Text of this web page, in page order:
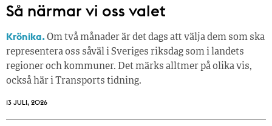
Så närmar vi oss valet
Krönika.Om två månader är det dags att välja dem som ska
representera oss såväl i Sveriges riksdag som i landets
regioner och kommuner. Det märks alltmer på olika vis,
också här i Transports tidning.
13 JULI, 2026